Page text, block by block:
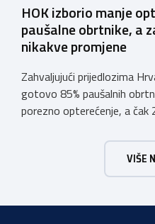
HOK izborio manje
paušalne obrtnike, a
nikakve promjene
Zahvaljujući prijedlozima
gotovo 85% paušalnih
porezno opterećenje, a čak
komora pozdravlja odluku
konačnom prijedlogu
prijedloge HOK-a
VIŠE